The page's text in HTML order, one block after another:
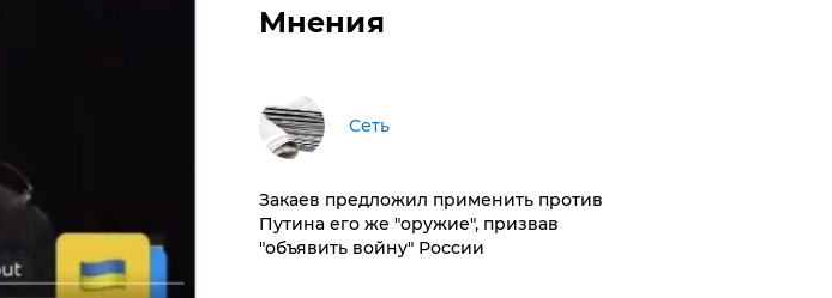
Мнения
Сеть
Закаев предложил применить против
Путина его же "оружие", призвав
"объявить войну" России